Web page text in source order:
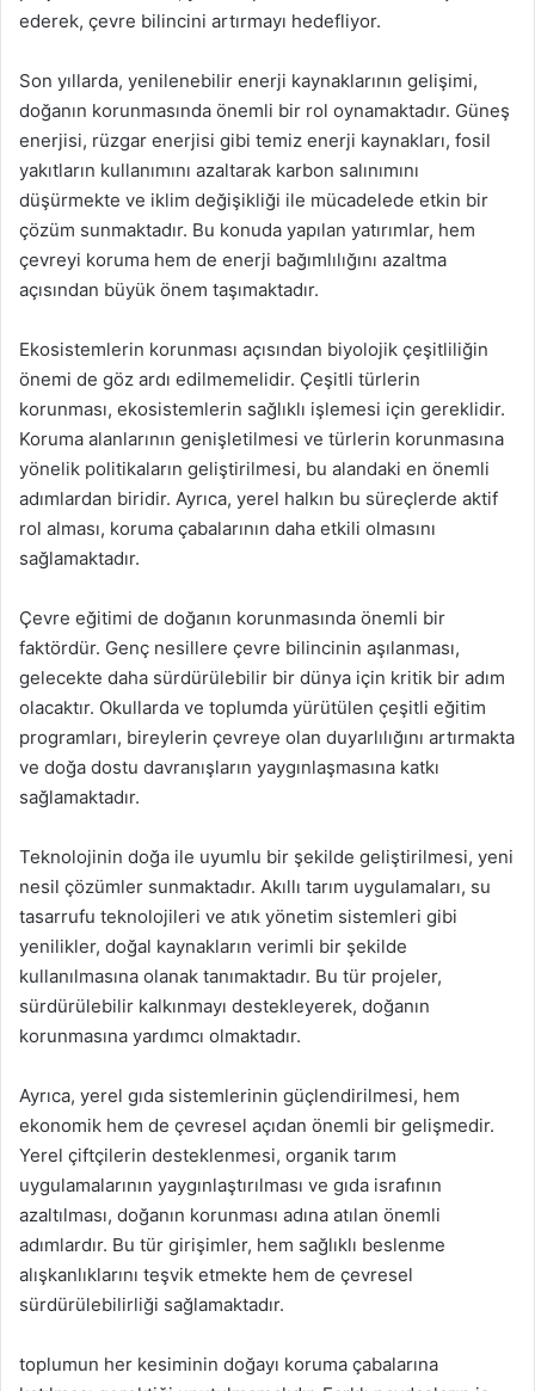
ederek, çevre bilincini artırmayı hedefliyor.
Son yıllarda, yenilenebilir enerji kaynaklarının gelişimi,
doğanın korunmasında önemli bir rol oynamaktadır. Güneş
enerjisi, rüzgar enerjisi gibi temiz enerji kaynakları, fosil
yakıtların kullanımını azaltarak karbon salınımını
düşürmekte ve iklim değişikliği ile mücadelede etkin bir
çözüm sunmaktadır. Bu konuda yapılan yatırımlar, hem
çevreyi koruma hem de enerji bağımlılığını azaltma
açısından büyük önem taşımaktadır.
Ekosistemlerin korunması açısından biyolojik çeşitliliğin
önemi de göz ardı edilmemelidir. Çeşitli türlerin
korunması, ekosistemlerin sağlıklı işlemesi için gereklidir.
Koruma alanlarının genişletilmesi ve türlerin korunmasına
yönelik politikaların geliştirilmesi, bu alandaki en önemli
adımlardan biridir. Ayrıca, yerel halkın bu süreçlerde aktif
rol alması, koruma çabalarının daha etkili olmasını
sağlamaktadır.
Çevre eğitimi de doğanın korunmasında önemli bir
faktördür. Genç nesillere çevre bilincinin aşılanması,
gelecekte daha sürdürülebilir bir dünya için kritik bir adım
olacaktır. Okullarda ve toplumda yürütülen çeşitli eğitim
programları, bireylerin çevreye olan duyarlılığını artırmakta
ve doğa dostu davranışların yaygınlaşmasına katkı
sağlamaktadır.
Teknolojinin doğa ile uyumlu bir şekilde geliştirilmesi, yeni
nesil çözümler sunmaktadır. Akıllı tarım uygulamaları, su
tasarrufu teknolojileri ve atık yönetim sistemleri gibi
yenilikler, doğal kaynakların verimli bir şekilde
kullanılmasına olanak tanımaktadır. Bu tür projeler,
sürdürülebilir kalkınmayı destekleyerek, doğanın
korunmasına yardımcı olmaktadır.
Ayrıca, yerel gıda sistemlerinin güçlendirilmesi, hem
ekonomik hem de çevresel açıdan önemli bir gelişmedir.
Yerel çiftçilerin desteklenmesi, organik tarım
uygulamalarının yaygınlaştırılması ve gıda israfının
azaltılması, doğanın korunması adına atılan önemli
adımlardır. Bu tür girişimler, hem sağlıklı beslenme
alışkanlıklarını teşvik etmekte hem de çevresel
sürdürülebilirliği sağlamaktadır.
toplumun her kesiminin doğayı koruma çabalarına